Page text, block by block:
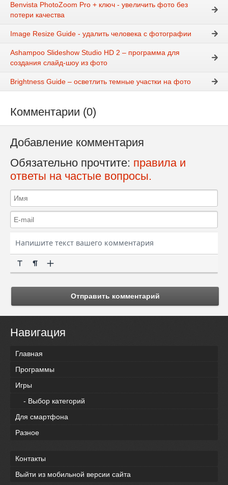
Benvista PhotoZoom Pro + ключ - увеличить фото без
потери качества
Image Resize Guide - удалить человека с фотографии
Ashampoo Slideshow Studio HD 2 – программа для
создания слайд-шоу из фото
Brightness Guide – осветлить темные участки на фото
Комментарии (0)
Добавление комментария
Обязательно прочтите: правила и
ответы на частые вопросы.
Отправить комментарий
Навигация
Главная
Программы
Игры
- Выбор категорий
Для смартфона
Разное
Контакты
Выйти из мобильной версии сайта